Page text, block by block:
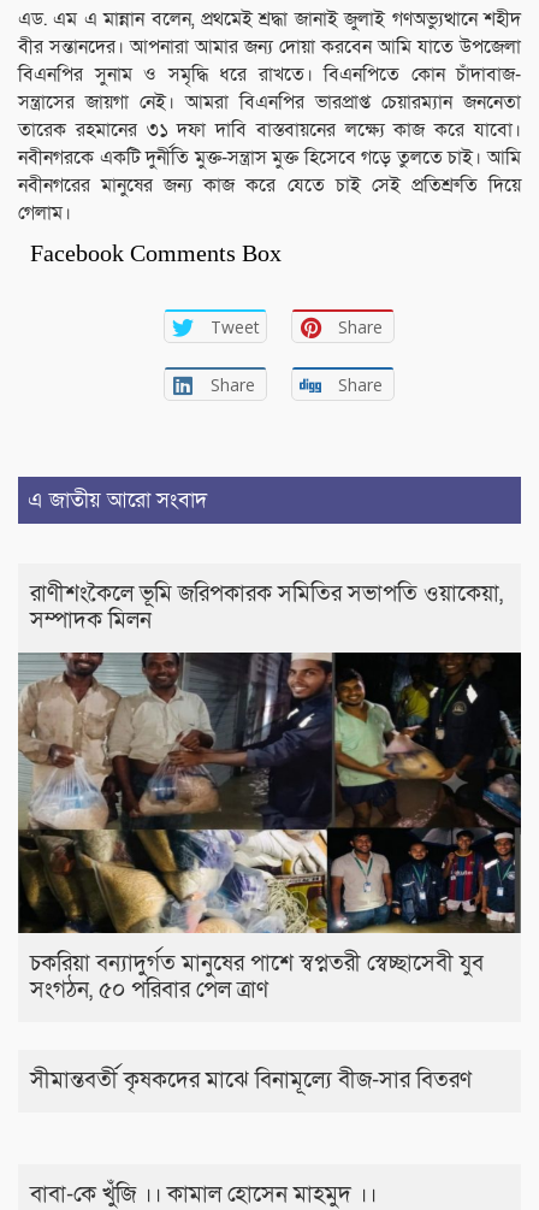
এড. এম এ মান্নান বলেন, প্রথমেই শ্রদ্ধা জানাই জুলাই গণঅভ্যুত্থানে শহীদ
বীর সন্তানদের। আপনারা আমার জন্য দোয়া করবেন আমি যাতে উপজেলা
বিএনপির সুনাম ও সমৃদ্ধি ধরে রাখতে। বিএনপিতে কোন চাঁদাবাজ-
সন্ত্রাসের জায়গা নেই। আমরা বিএনপির ভারপ্রাপ্ত চেয়ারম্যান জননেতা
তারেক রহমানের ৩১ দফা দাবি বাস্তবায়নের লক্ষ্যে কাজ করে যাবো।
নবীনগরকে একটি দুর্নীতি মুক্ত-সন্ত্রাস মুক্ত হিসেবে গড়ে তুলতে চাই। আমি
নবীনগরের মানুষের জন্য কাজ করে যেতে চাই সেই প্রতিশ্রুতি দিয়ে
গেলাম।
Facebook Comments Box
Tweet Share
Share Share
এ জাতীয় আরো সংবাদ
রাণীশংকৈলে ভূমি জরিপকারক সমিতির সভাপতি ওয়াকেয়া,
সম্পাদক মিলন
চকরিয়া বন্যাদুর্গত মানুষের পাশে স্বপ্নতরী স্বেচ্ছাসেবী যুব
সংগঠন, ৫০ পরিবার পেল ত্রাণ
সীমান্তবর্তী কৃষকদের মাঝে বিনামূল্যে বীজ-সার বিতরণ
বাবা-কে খুঁজি ।। কামাল হোসেন মাহমুদ ।।